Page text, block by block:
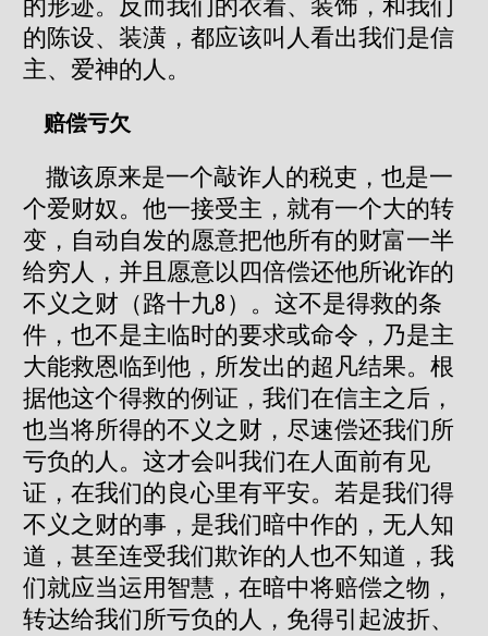
的形迹。反而我们的衣着、装饰，和我们
的陈设、装潢，都应该叫人看出我们是信
主、爱神的人。
赔偿亏欠
撒该原来是一个敲诈人的税吏，也是一
个爱财奴。他一接受主，就有一个大的转
变，自动自发的愿意把他所有的财富一半
给穷人，并且愿意以四倍偿还他所讹诈的
不义之财（路十九8）。这不是得救的条
件，也不是主临时的要求或命令，乃是主
大能救恩临到他，所发出的超凡结果。根
据他这个得救的例证，我们在信主之后，
也当将所得的不义之财，尽速偿还我们所
亏负的人。这才会叫我们在人面前有见
证，在我们的良心里有平安。若是我们得
不义之财的事，是我们暗中作的，无人知
道，甚至连受我们欺诈的人也不知道，我
们就应当运用智慧，在暗中将赔偿之物，
转达给我们所亏负的人，免得引起波折、